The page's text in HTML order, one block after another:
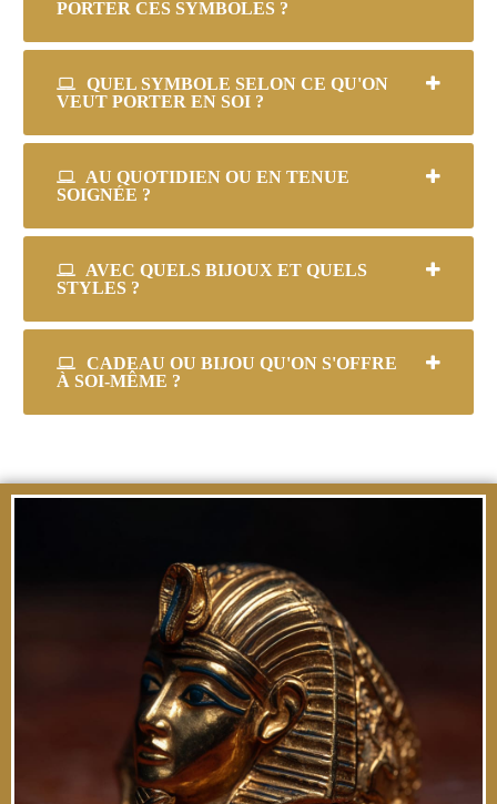
PORTER CES SYMBOLES ?
QUEL SYMBOLE SELON CE QU'ON
VEUT PORTER EN SOI ?
AU QUOTIDIEN OU EN TENUE
SOIGNÉE ?
AVEC QUELS BIJOUX ET QUELS
STYLES ?
CADEAU OU BIJOU QU'ON S'OFFRE
À SOI-MÊME ?